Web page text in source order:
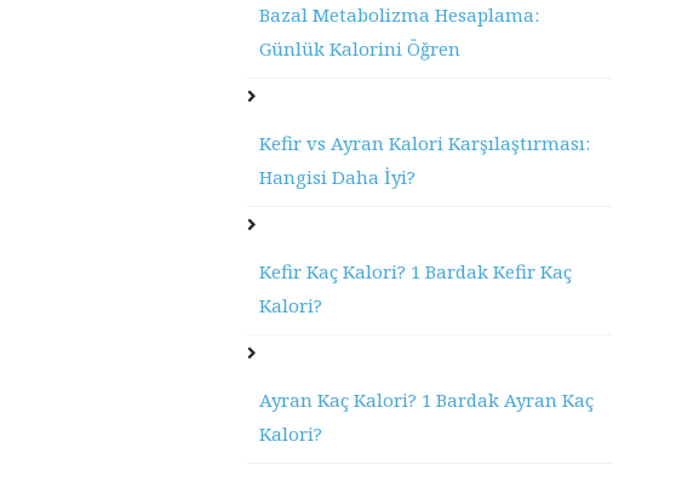
Bazal Metabolizma Hesaplama:
Günlük Kalorini Öğren
Kefir vs Ayran Kalori Karşılaştırması:
Hangisi Daha İyi?
Kefir Kaç Kalori? 1 Bardak Kefir Kaç
Kalori?
Ayran Kaç Kalori? 1 Bardak Ayran Kaç
Kalori?